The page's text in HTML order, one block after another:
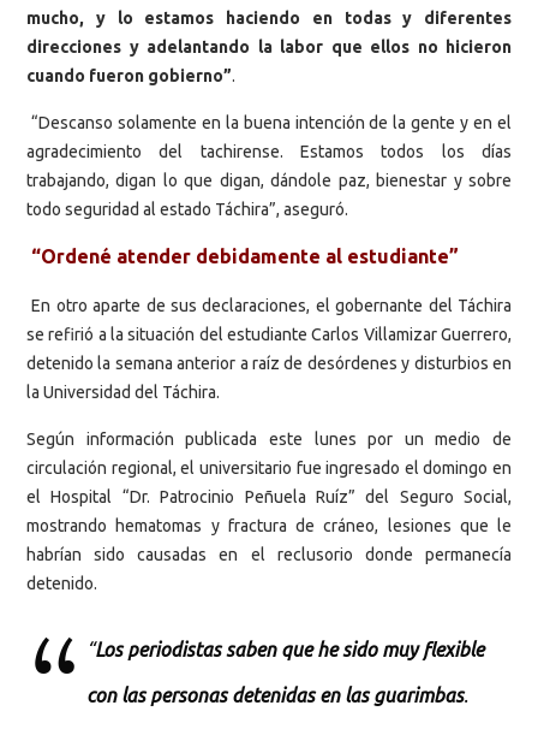
mucho, y lo estamos haciendo en todas y diferentes
direcciones y adelantando la labor que ellos no hicieron
cuando fueron gobierno”.
“Descanso solamente en la buena intención de la gente y en el
agradecimiento del tachirense. Estamos todos los días
trabajando, digan lo que digan, dándole paz, bienestar y sobre
todo seguridad al estado Táchira”, aseguró.
“Ordené atender debidamente al estudiante”
En otro aparte de sus declaraciones, el gobernante del Táchira
se refirió a la situación del estudiante Carlos Villamizar Guerrero,
detenido la semana anterior a raíz de desórdenes y disturbios en
la Universidad del Táchira.
Según información publicada este lunes por un medio de
circulación regional, el universitario fue ingresado el domingo en
el Hospital “Dr. Patrocinio Peñuela Ruíz” del Seguro Social,
mostrando hematomas y fractura de cráneo, lesiones que le
habrían sido causadas en el reclusorio donde permanecía
detenido.
“Los periodistas saben que he sido muy flexible
con las personas detenidas en las guarimbas.